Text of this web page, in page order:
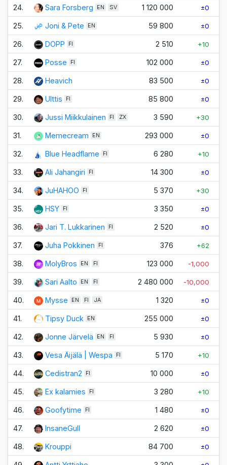
24. Sara Forsberg EN SV 1 120 000 ±0
25. Joni & Pete EN 59 800 ±0
26. DOPP FI 2 510 +10
27. Posse FI 102 000 ±0
28. Heavich 83 500 ±0
29. Ulttis FI 85 800 ±0
30. Jussi Miikkulainen FI ZX 3 590 +30
31. Memecream EN 293 000 ±0
32. Blue Headflame FI 6 280 +10
33. Ali Jahangiri FI 14 300 ±0
34. JuHAHOO FI 5 370 +30
35. HSY FI 3 350 ±0
36. Jari T. Lukkarinen FI 2 520 ±0
37. Juha Pokkinen FI 376 +62
38. MolyBros EN FI 123 000 -1,000
39. Sari Aalto EN FI 2 480 000 -10,000
40. Mysse EN FI JA 1 320 ±0
41. Tipsy Duck EN 255 000 ±0
42. Jonne Järvelä EN FI 5 930 ±0
43. Vesa Äijälä | Wespa FI 5 170 +10
44. Cedistran2 FI 10 000 ±0
45. Ex kalamies FI 3 280 +10
46. Goofytime FI 1 480 ±0
47. InsaneGull 2 620 ±0
48. Krouppi 84 700 ±0